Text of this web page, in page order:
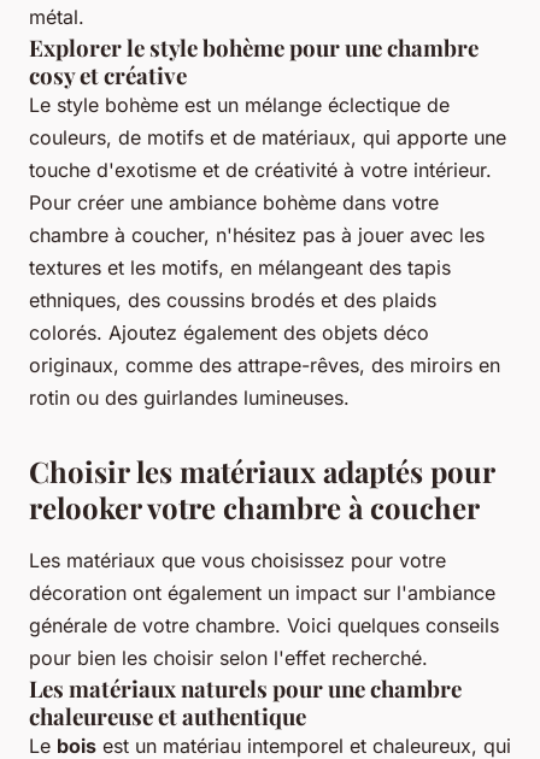
métal.
Explorer le style bohème pour une chambre
cosy et créative
Le style bohème est un mélange éclectique de
couleurs, de motifs et de matériaux, qui apporte une
touche d'exotisme et de créativité à votre intérieur.
Pour créer une ambiance bohème dans votre
chambre à coucher, n'hésitez pas à jouer avec les
textures et les motifs, en mélangeant des tapis
ethniques, des coussins brodés et des plaids
colorés. Ajoutez également des objets déco
originaux, comme des attrape-rêves, des miroirs en
rotin ou des guirlandes lumineuses.
Choisir les matériaux adaptés pour
relooker votre chambre à coucher
Les matériaux que vous choisissez pour votre
décoration ont également un impact sur l'ambiance
générale de votre chambre. Voici quelques conseils
pour bien les choisir selon l'effet recherché.
Les matériaux naturels pour une chambre
chaleureuse et authentique
Le bois est un matériau intemporel et chaleureux, qui